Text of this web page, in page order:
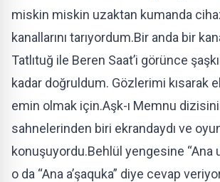
miskin miskin uzaktan kumanda
kanallarını tarıyordum.Bir anda bir
Tatlıtuğ ile Beren Saat’i görünce
kadar doğruldum. Gözlerimi kısarak
emin olmak için.Aşk-ı Memnu
sahnelerinden biri ekrandaydı ve
konuşuyordu.Behlül yengesine “Ana
o da “Ana a’şaquka” diye cevap